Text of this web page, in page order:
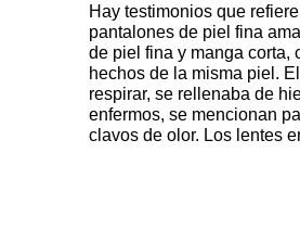
Hay testimonios que
pantalones de piel fina
de piel fina y manga corta,
hechos de la misma piel.
respirar, se rellenaba de
enfermos, se mencionan
clavos de olor. Los lentes